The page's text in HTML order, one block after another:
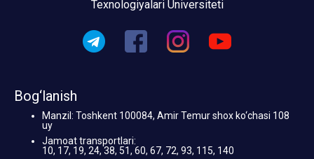
Texnologiyalari Universiteti
Bog‘lanish
Manzil: Toshkent 100084, Amir Temur shox ko‘chasi 108
uy
Jamoat transportlari:
10, 17, 19, 24, 38, 51, 60, 67, 72, 93, 115, 140